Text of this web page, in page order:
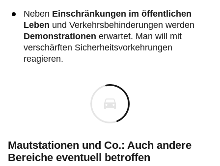
Neben Einschränkungen im öffentlichen
Leben und Verkehrsbehinderungen werden
Demonstrationen erwartet. Man will mit
verschärften Sicherheitsvorkehrungen
reagieren.
Mautstationen und Co.: Auch andere
Bereiche eventuell betroffen